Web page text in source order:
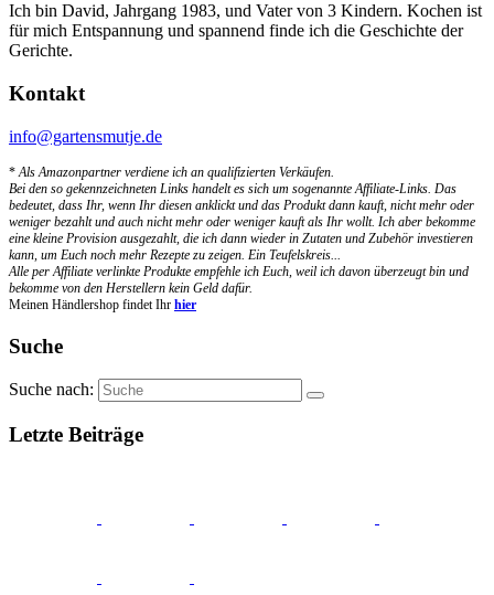
Ich bin David, Jahrgang 1983, und Vater von 3 Kindern. Kochen ist
für mich Entspannung und spannend finde ich die Geschichte der
Gerichte.
Kontakt
info@gartensmutje.de
*Als Amazonpartner verdiene ich an qualifizierten Verkäufen.
Bei den so gekennzeichneten Links handelt es sich um sogenannte Affiliate-Links. Das
bedeutet, dass Ihr, wenn Ihr diesen anklickt und das Produkt dann kauft, nicht mehr oder
weniger bezahlt und auch nicht mehr oder weniger kauft als Ihr wollt. Ich aber bekomme
eine kleine Provision ausgezahlt, die ich dann wieder in Zutaten und Zubehör investieren
kann, um Euch noch mehr Rezepte zu zeigen. Ein Teufelskreis...
Alle per Affiliate verlinkte Produkte empfehle ich Euch, weil ich davon überzeugt bin und
bekomme von den Herstellern kein Geld dafür.
Meinen Händlershop findet Ihr hier
Suche
Suche nach:
Letzte Beiträge